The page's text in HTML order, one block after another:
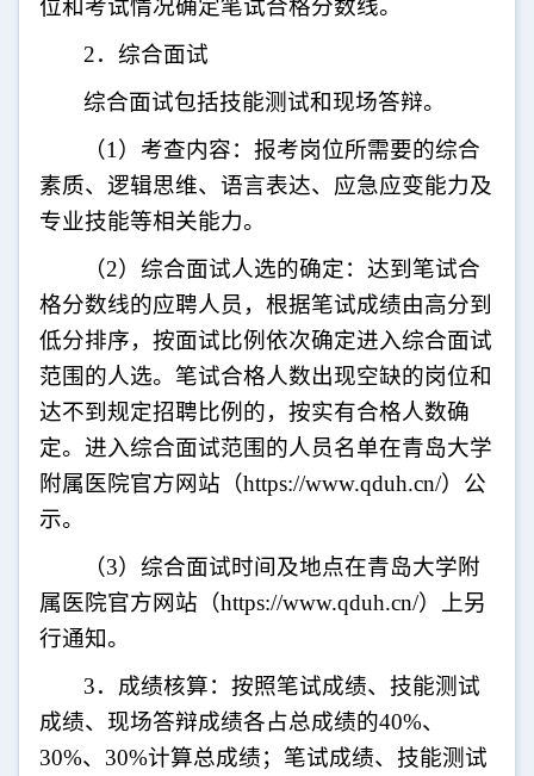
位和考试情况确定笔试合格分数线。
2．综合面试
综合面试包括技能测试和现场答辩。
（1 ）考查内容：报考岗位所需要的综合
素质、逻辑思维、语言表达、应急应变能力及
专业技能等相关能力。
（2）综合面试人选的确定：达到笔试合
格分数线的应聘人员，根据笔试成绩由高分到
低分排序，按面试比例依次确定进入综合面试
范围的人选。笔试合格人数出现空缺的岗位和
达不到规定招聘比例的，按实有合格人数确
定。进入综合面试范围的人员名单在青岛大学
附属医院官方网站（https://www.qduh.cn/）公
示。
（3）综合面试时间及地点在青岛大学附
属医院官方网站（https://www.qduh.cn/）上另
行通知。
3．成绩核算：按照笔试成绩、技能测试
成绩、现场答辩成绩各占总成绩的40%、
30%、 30%计算总成绩；笔试成绩、技能测试